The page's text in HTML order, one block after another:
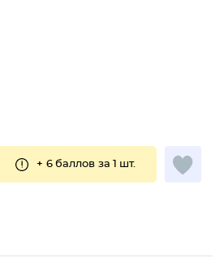
+ 6 баллов за 1 шт.